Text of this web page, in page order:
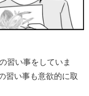
習い事をしていま
習い事も意欲的に取